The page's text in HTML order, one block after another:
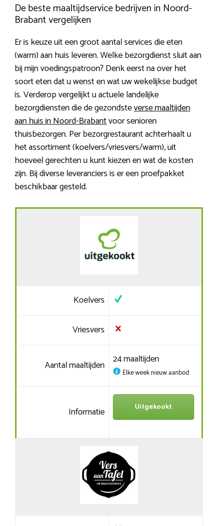
De beste maaltijdservice bedrijven in Noord-
Brabant vergelijken
Er is keuze uit een groot aantal services die eten
(warm) aan huis leveren. Welke bezorgdienst sluit aan
bij mijn voedingspatroon? Denk eerst na over het
soort eten dat u wenst en wat uw wekelijkse budget
is. Verderop vergelijkt u actuele landelijke
bezorgdiensten die de gezondsteverse maaltijden
aan huis in Noord-Brabantvoor senioren
thuisbezorgen. Per bezorgrestaurant achterhaalt u
het assortiment (koelvers/vriesvers/warm), uit
hoeveel gerechten u kunt kiezen en wat de kosten
zijn. Bij diverse leveranciers is er een proefpakket
beschikbaar gesteld.
Koelvers
Vriesvers
Aantal maaltijden 24 maaltijden
Elke week nieuw aanbod
Informatie Uitgekookt